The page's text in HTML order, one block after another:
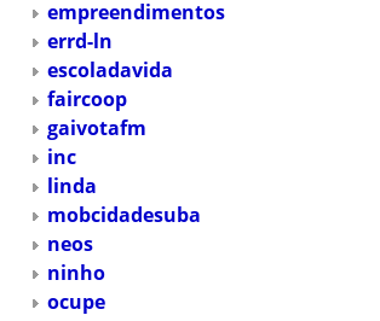
empreendimentos
errd-ln
escoladavida
faircoop
gaivotafm
inc
linda
mobcidadesuba
neos
ninho
ocupe